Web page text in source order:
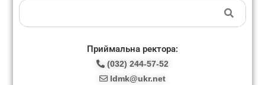
Приймальна ректора:
(032) 244-57-52
ldmk@ukr.net